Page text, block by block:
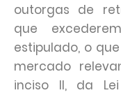
outorgas de
que
estipulado, o
mercado
inciso II, da